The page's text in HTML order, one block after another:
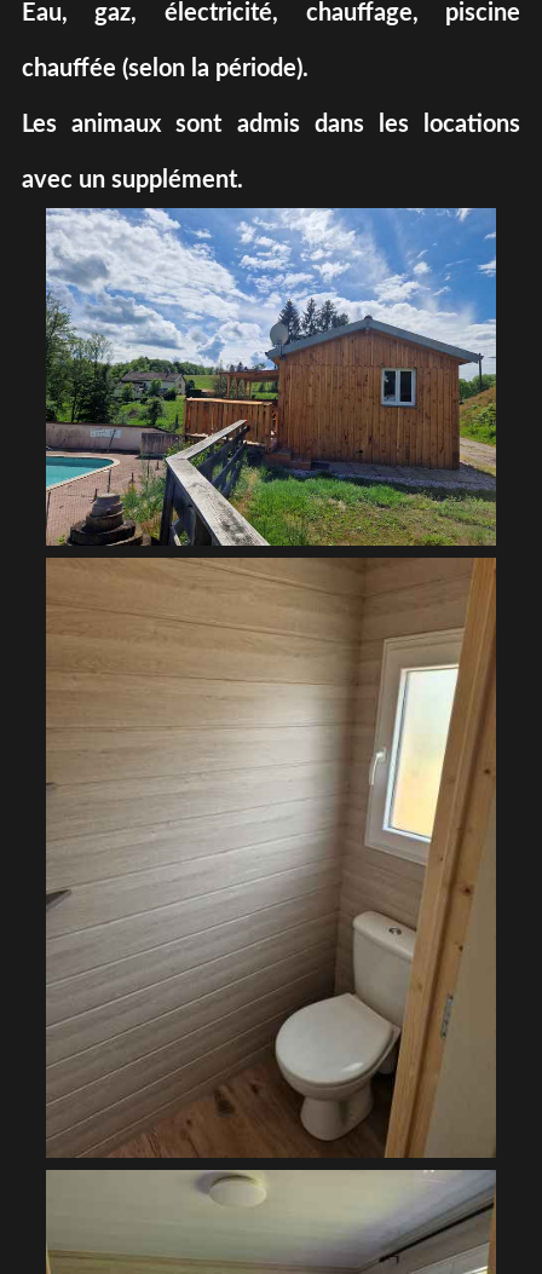
Eau, gaz, électricité, chauffage, piscine
chauffée (selon la période).
Les animaux sont admis dans les locations
avec un supplément.